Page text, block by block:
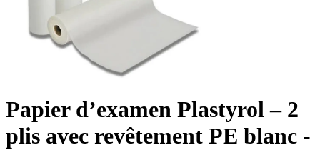
Papier d’examen Plastyrol – 2
plis avec revêtement PE blanc -